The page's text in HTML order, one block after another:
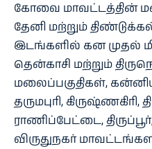
கோவை மாவட்டத்தின்
தேனி மற்றும்
இடங்களில் கன முதல்
தென்காசி மற்றும்
மலைப்பகுதிகள்,
தருமபுரி, கிருஷ்ணகிரி,
ராணிப்பேட்டை,
விருதுநகர்